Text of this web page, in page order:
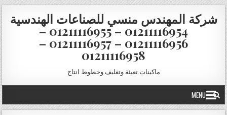
Skip to content
شركة المهندس منسي للصناعات الهندسية
01211116954 – 01211116955 –
01211116956 – 01211116957 –
01211116958
ماكينات تعبئة وتغليف وخطوط انتاج
MENU